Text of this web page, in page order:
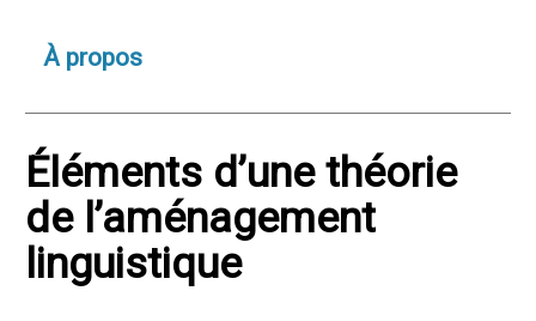
À propos
Éléments d’une théorie
de l’aménagement
linguistique